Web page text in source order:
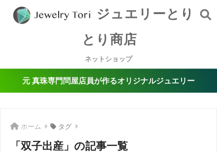
ジュエリーとり
とり商店
ネットショップ
元 真珠専門問屋店員が作るオリジナルジュエリー
ホーム タグ
「双子出産」の記事一覧